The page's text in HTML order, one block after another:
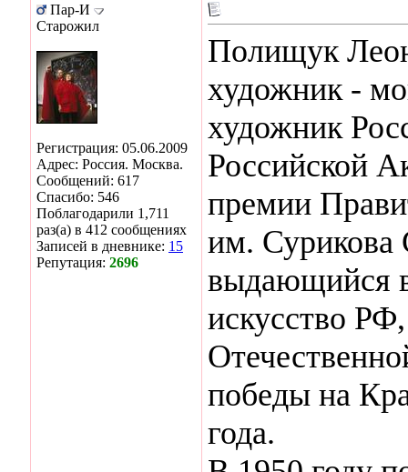
Пар-И
Старожил
Регистрация: 05.06.2009
Адрес: Россия. Москва.
Сообщений: 617
Спасибо: 546
Поблагодарили 1,711
раз(а) в 412 сообщениях
Записей в дневнике: 15
Репутация: 2696
Полищук
художник -
художник
Российской
премии
им. Сурикова
выдающийся
искусство
победы на
года.